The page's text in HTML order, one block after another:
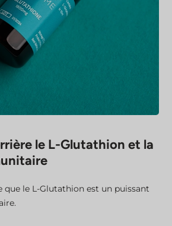
le L-Glutathion et la
que le L-Glutathion est un puissant